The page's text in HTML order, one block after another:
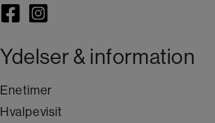
Ydelser & information
Enetimer
Hvalpevisit